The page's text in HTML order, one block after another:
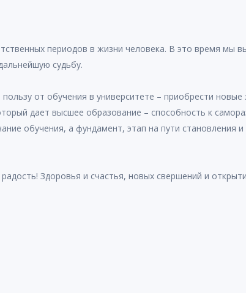
периодов в жизни человека. В это время мы
судьбу.
от обучения в университете – приобрести новые
дает высшее образование – способность к
обучения, а фундамент, этап на пути становления
Здоровья и счастья, новых свершений и